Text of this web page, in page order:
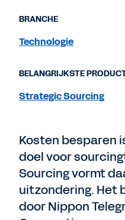
Kosten besparen
doel voor
Sourcing vormt
uitzondering. Het
door Nippon
BRANCHE
Technologie
BELANGRIJKSTE
Strategic Sourcing